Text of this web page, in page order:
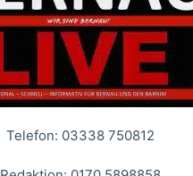
Telefon: 03338 750812